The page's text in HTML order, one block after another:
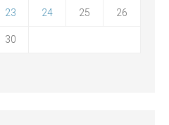
23 24 25 26
30